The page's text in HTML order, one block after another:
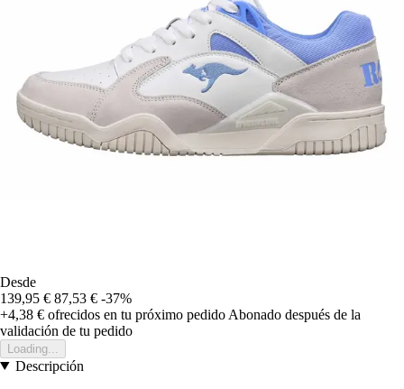
Desde
139,95 € 87,53 € -37%
+4,38 € ofrecidos en tu próximo pedido Abonado después de la
validación de tu pedido
Loading...
Descripción